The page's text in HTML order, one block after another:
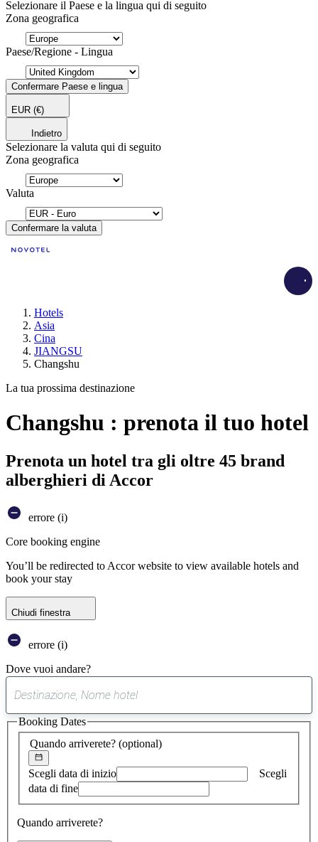
Selezionare il Paese e la lingua qui di seguito
Zona geografica
Paese/Regione - Lingua
Confermare Paese e lingua
EUR (€)
Indietro
Selezionare la valuta qui di seguito
Zona geografica
Valuta
Confermare la valuta
Hotels
Asia
Cina
JIANGSU
Changshu
La tua prossima destinazione
Changshu : prenota il tuo hotel
Prenota un hotel tra gli oltre 45 brand
alberghieri di Accor
errore (i)
Core booking engine
You’ll be redirected to Accor website to view available hotels and
book your stay
Chiudi finestra
errore (i)
Dove vuoi andare?
suggerimento
trovato
Quando arriverete? (optional)
Scegli data di inizio
Scegli
data di fine
Quando arriverete?
Booking Dates